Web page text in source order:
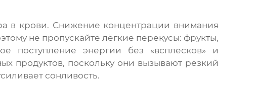
в крови. Снижение концентрации внимания
не пропускайте лёгкие перекусы: фрукты,
поступление энергии без «всплесков» и
продуктов, поскольку они вызывают резкий
сонливость.